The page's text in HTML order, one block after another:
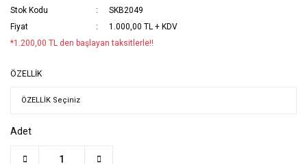
Stok Kodu
SKB2049
Fiyat
1.000,00 TL + KDV
*1.200,00 TL den başlayan taksitlerle!!
ÖZELLİK
Adet